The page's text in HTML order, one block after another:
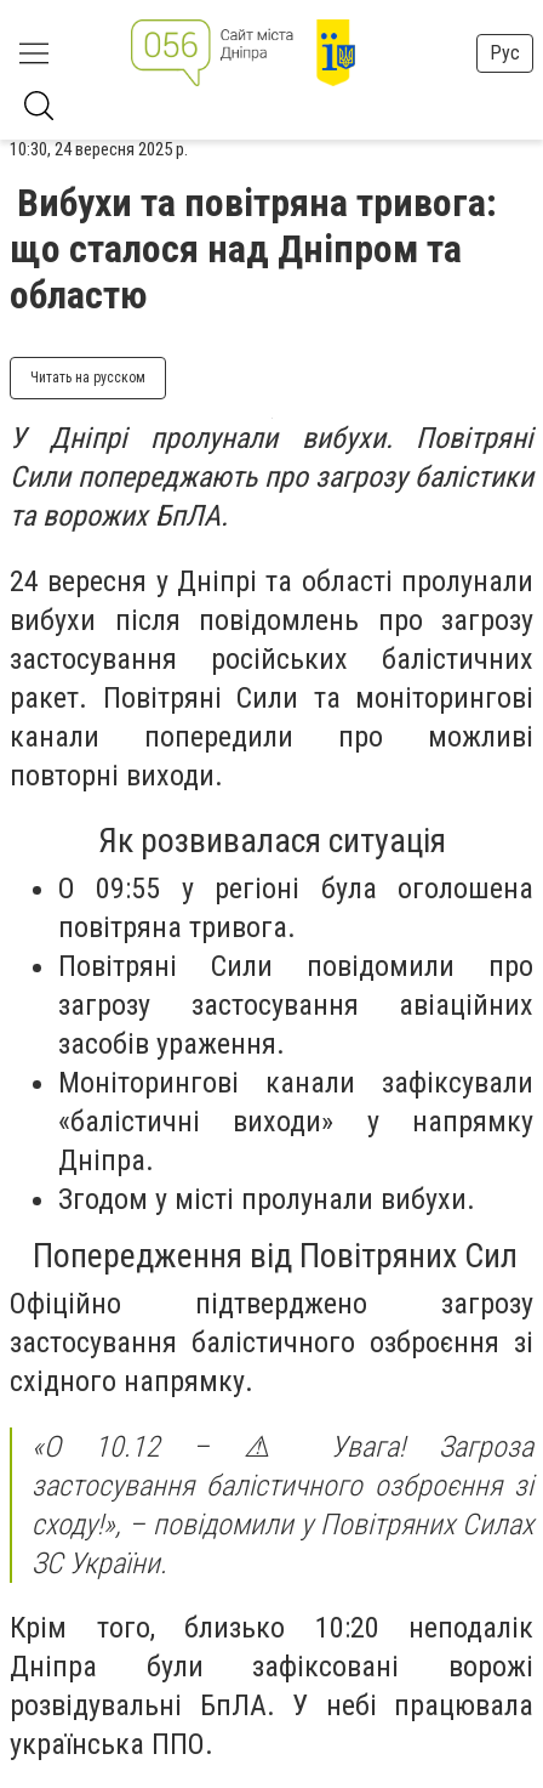
Рус
10:30, 24 вересня 2025 р.
Вибухи та повітряна тривога:
що сталося над Дніпром та
областю
Читать на русском
У Дніпрі пролунали вибухи. Повітряні
Сили попереджають про загрозу балістики
та ворожих БпЛА.
24 вересня у Дніпрі та області пролунали
вибухи після повідомлень про загрозу
застосування російських балістичних
ракет. Повітряні Сили та моніторингові
канали попередили про можливі
повторні виходи.
Як розвивалася ситуація
О 09:55 у регіоні була оголошена
повітряна тривога.
Повітряні Сили повідомили про
загрозу застосування авіаційних
засобів ураження.
Моніторингові канали зафіксували
«балістичні виходи» у напрямку
Дніпра.
Згодом у місті пролунали вибухи.
Попередження від Повітряних Сил
Офіційно підтверджено загрозу
застосування балістичного озброєння зі
східного напрямку.
«О 10.12 – ⚠ Увага! Загроза
застосування балістичного озброєння зі
сходу!», – повідомили у Повітряних Силах
ЗС України.
Крім того, близько 10:20 неподалік
Дніпра були зафіксовані ворожі
розвідувальні БпЛА. У небі працювала
українська ППО.